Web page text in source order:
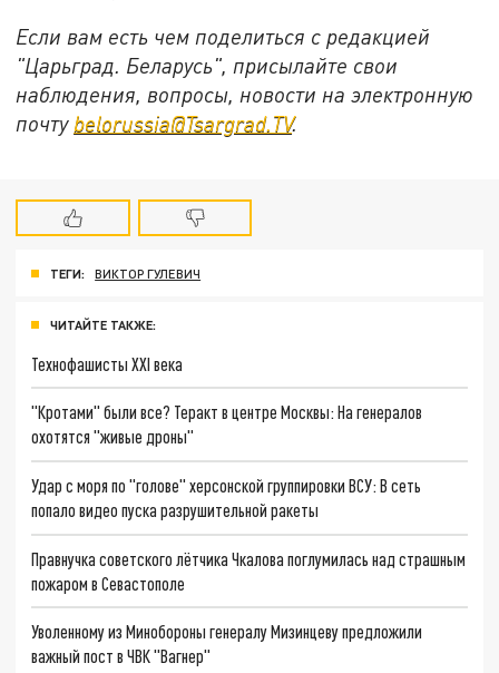
Если вам есть чем поделиться с редакцией
"Царьград. Беларусь", присылайте свои
наблюдения, вопросы, новости на электронную
почту belorussia@Tsargrad.TV.
ТЕГИ: ВИКТОР ГУЛЕВИЧ
ЧИТАЙТЕ ТАКЖЕ:
Технофашисты XXI века
"Кротами" были все? Теракт в центре Москвы: На генералов
охотятся "живые дроны"
Удар с моря по "голове" херсонской группировки ВСУ: В сеть
попало видео пуска разрушительной ракеты
Правнучка советского лётчика Чкалова поглумилась над страшным
пожаром в Севастополе
Уволенному из Минобороны генералу Мизинцеву предложили
важный пост в ЧВК "Вагнер"